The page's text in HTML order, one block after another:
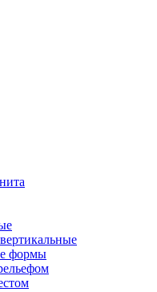
формы